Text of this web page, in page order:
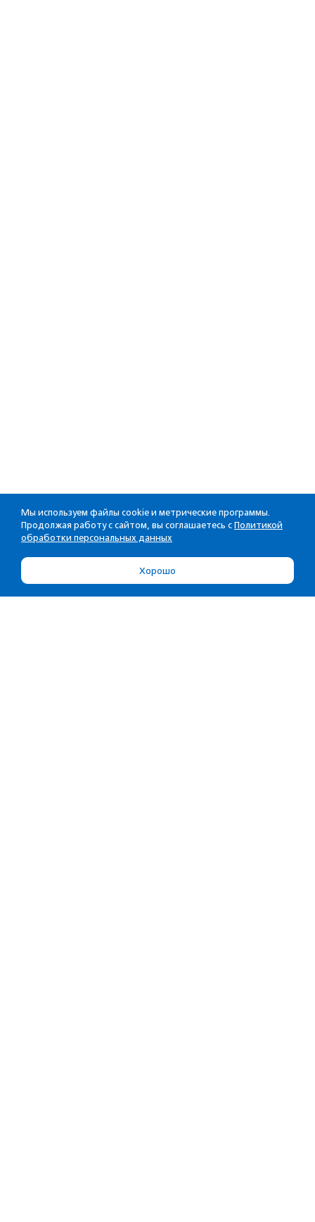
Мы используем файлы cookie и метрические программы.
Продолжая работу с сайтом, вы соглашаетесь с Политикой
обработки персональных данных
Хорошо